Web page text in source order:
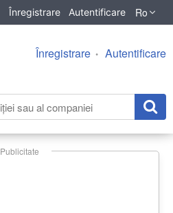
Înregistrare Autentificare Ro
Înregistrare Autentificare
Publicitate